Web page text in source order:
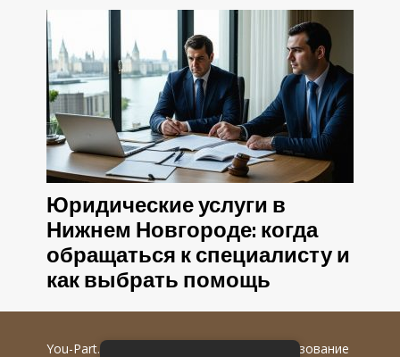
Юридические услуги в
Нижнем Новгороде: когда
обращаться к специалисту и
как выбрать помощь
You-Part.ru
© 2016-2022 гг. Любое использование